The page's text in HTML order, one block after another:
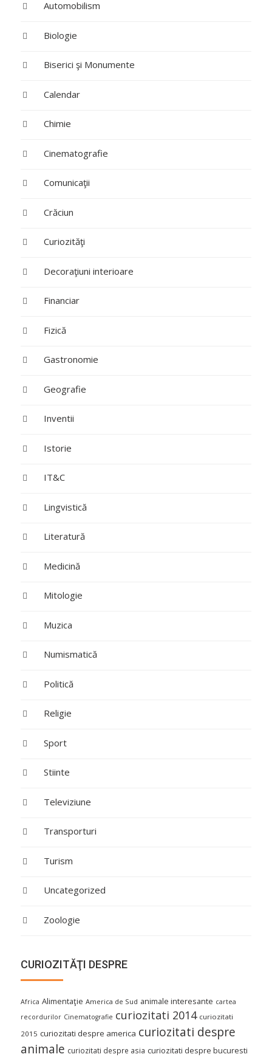
Automobilism
Biologie
Biserici şi Monumente
Calendar
Chimie
Cinematografie
Comunicaţii
Crăciun
Curiozităţi
Decoraţiuni interioare
Financiar
Fizică
Gastronomie
Geografie
Inventii
Istorie
IT&C
Lingvistică
Literatură
Medicină
Mitologie
Muzica
Numismatică
Politică
Religie
Sport
Stiinte
Televiziune
Transporturi
Turism
Uncategorized
Zoologie
CURIOZITĂŢI DESPRE
Africa Alimentaţie America de Sud animale interesante cartea
recordurilor Cinematografie curiozitati 2014 curiozitati
2015 curiozitati despre america curiozitati despre
animale curiozitati despre asia curiozitati despre bucuresti